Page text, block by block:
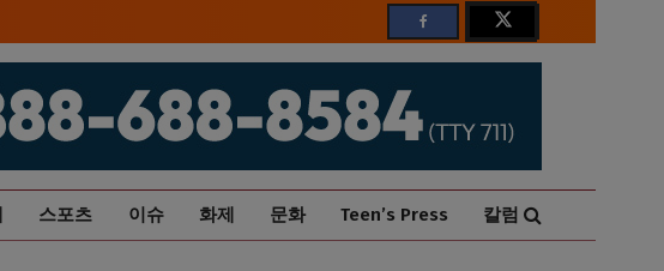
스포츠 이슈 화제 문화 Teen’s Press 칼럼